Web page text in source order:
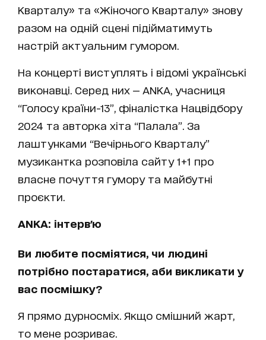
Кварталу» та «Жіночого Кварталу» знову
разом на одній сцені підійматимуть
настрій актуальним гумором.
На концерті виступлять і відомі українські
виконавці. Серед них — ANKA, учасниця
“Голосу країни-13”, фіналістка Нацвідбору
2024 та авторка хіта “Палала”. За
лаштунками “Вечірнього Кварталу”
музикантка розповіла сайту 1+1 про
власне почуття гумору та майбутні
проєкти.
ANKA: інтерв'ю
Ви любите посміятися, чи людині
потрібно постаратися, аби викликати у
вас посмішку?
Я прямо дурносміх. Якщо смішний жарт,
то мене розриває.